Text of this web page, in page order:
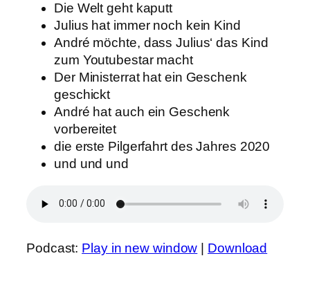
Die Welt geht kaputt
Julius hat immer noch kein Kind
André möchte, dass Julius‘ das Kind
zum Youtubestar macht
Der Ministerrat hat ein Geschenk
geschickt
André hat auch ein Geschenk
vorbereitet
die erste Pilgerfahrt des Jahres 2020
und und und
Podcast: Play in new window Download